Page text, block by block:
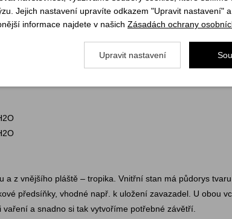
a z vnějšího pláště – tropika. Vnitřní stan má půdorys
předsíňky, vhodné např. k uložení zavazadel. U obou
a snadno si tak vytvoříme potřebné závětří.
Jejich nastavení upravíte odkazem "Upravit nastavení"
informace najdete v našich Zásadách ochrany
Upravit nastavení